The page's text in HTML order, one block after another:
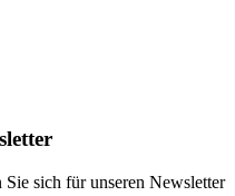
sich für unseren Newsletter